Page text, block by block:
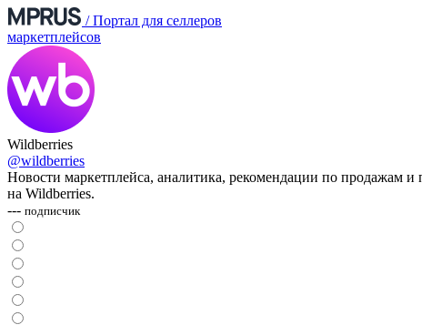
/ Портал для селлеров
маркетплейсов
Wildberries
@wildberries
Новости маркетплейса, аналитика, рекомендации по продажам
на Wildberries.
--- подписчик